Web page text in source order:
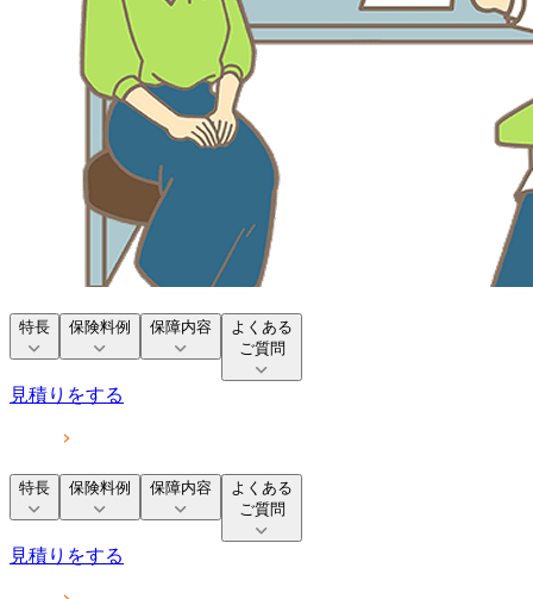
特長 保険料例 保障内容
よくある
ご質問
見積りをする
特長 保険料例 保障内容
よくある
ご質問
見積りをする